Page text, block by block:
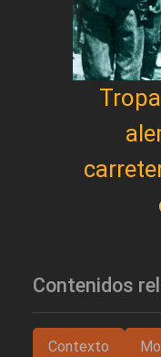
Contenidos
Contexto